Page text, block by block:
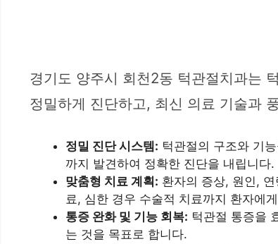
경기도 양주시 회천2동 턱관절치과는
정밀하게 진단하고, 최신 의료 기술과
정밀 진단 시스템: 턱관절의 구조와 기
까지 발견하여 정확한 진단을 내립니다.
맞춤형 치료 계획: 환자의 증상, 원인,
료, 심한 경우 수술적 치료까지 환자에
통증 완화 및 기능 회복: 턱관절 통증을
는 것을 목표로 합니다.